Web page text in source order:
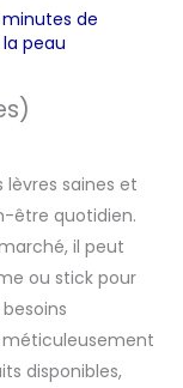
de
peau
saines et
être quotidien.
il peut
ou stick pour
méticuleusement
disponibles,